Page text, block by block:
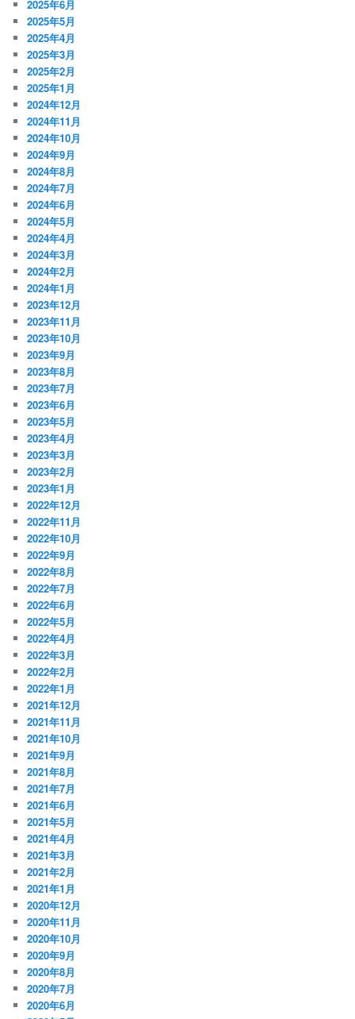
2025年6月
2025年5月
2025年4月
2025年3月
2025年2月
2025年1月
2024年12月
2024年11月
2024年10月
2024年9月
2024年8月
2024年7月
2024年6月
2024年5月
2024年4月
2024年3月
2024年2月
2024年1月
2023年12月
2023年11月
2023年10月
2023年9月
2023年8月
2023年7月
2023年6月
2023年5月
2023年4月
2023年3月
2023年2月
2023年1月
2022年12月
2022年11月
2022年10月
2022年9月
2022年8月
2022年7月
2022年6月
2022年5月
2022年4月
2022年3月
2022年2月
2022年1月
2021年12月
2021年11月
2021年10月
2021年9月
2021年8月
2021年7月
2021年6月
2021年5月
2021年4月
2021年3月
2021年2月
2021年1月
2020年12月
2020年11月
2020年10月
2020年9月
2020年8月
2020年7月
2020年6月